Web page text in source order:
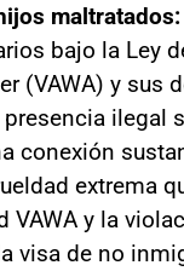
maltratados:
bajo la Ley
(VAWA) y sus
ilegal
conexión
extrema
VAWA y la
visa de no